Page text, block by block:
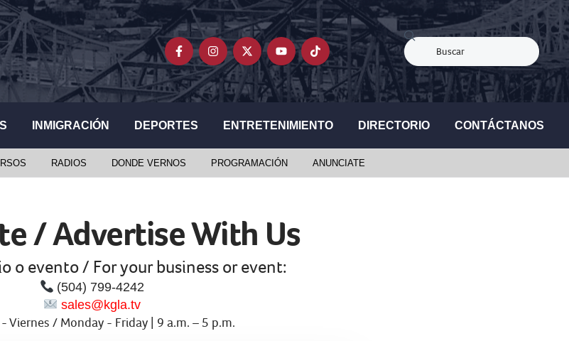
INMIGRACIÓN DEPORTES ENTRETENIMIENTO DIRECTORIO CONTÁCTANOS
RADIOS DONDE VERNOS PROGRAMACIÓN ANUNCIATE
/ Advertise With Us
o evento / For your business or event:
(504) 799-4242
sales@kgla.tv
Viernes / Monday - Friday | 9 a.m. – 5 p.m.